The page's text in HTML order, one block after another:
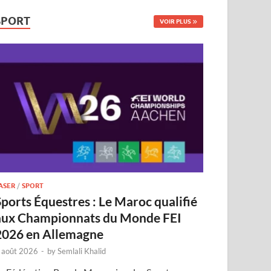
VOIR PLUS
/SPORT
Équestres : Le Maroc qualifié
Championnats du Monde FEI
en Allemagne
2026 - bySemlali Khalid